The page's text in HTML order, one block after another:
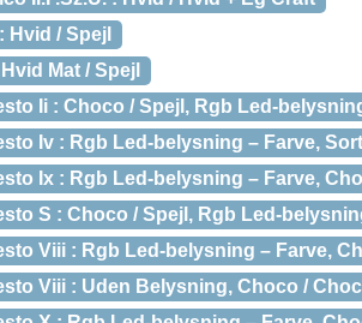
Hvid / Spejl
Mat / Spejl
Ii : Choco / Spejl, Rgb Led-
Iv : Rgb Led-belysning – Farve,
Ix : Rgb Led-belysning – Farve,
S : Choco / Spejl, Rgb Led-
Viii : Rgb Led-belysning – Farve,
Viii : Uden Belysning, Choco /